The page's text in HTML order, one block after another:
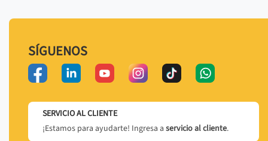
SÍGUENOS
SERVICIO AL CLIENTE
¡Estamos para ayudarte! Ingresa a servicio al cliente.